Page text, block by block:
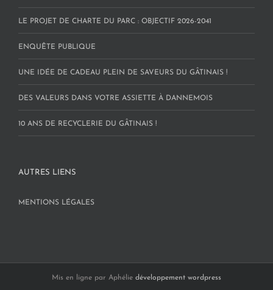
LE PROJET DE CHARTE DU PARC : OBJECTIF 2026-2041
ENQUÊTE PUBLIQUE
UNE IDÉE DE CADEAU PLEIN DE SAVEURS DU GÂTINAIS !
DES VALEURS DANS VOTRE ASSIETTE À DANNEMOIS
10 ANS DE RECYCLERIE DU GÂTINAIS !
AUTRES LIENS
MENTIONS LÉGALES
Mis en ligne par Aphélie développement wordpress